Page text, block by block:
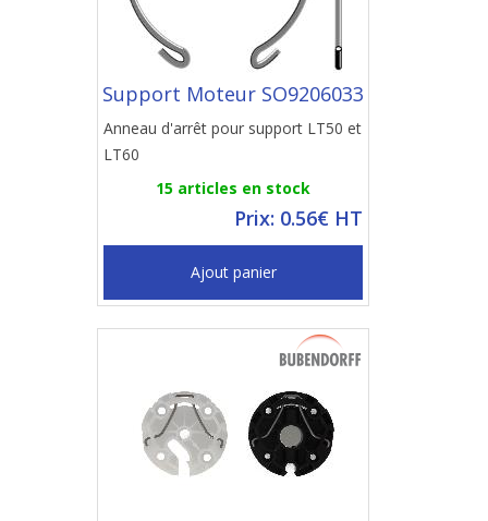
Support Moteur SO9206033
Anneau d'arrêt pour support LT50 et
LT60
15 articles en stock
Prix: 0.56€ HT
Ajout panier